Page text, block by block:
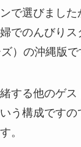
で選びました
でのんびりス
）の沖縄版で
する他のゲス
う構成ですの
。